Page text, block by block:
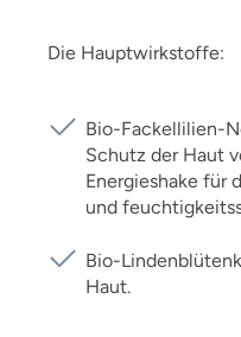
Die Hauptwirkstoffe:
Bio-Fackellilien-
Schutz der Haut
Energieshake für
und
Bio-
Haut.